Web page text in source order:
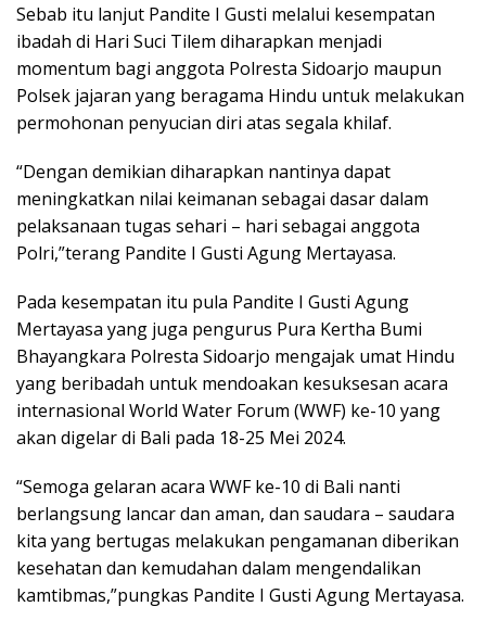
Sebab itu lanjut Pandite I Gusti melalui kesempatan
ibadah di Hari Suci Tilem diharapkan menjadi
momentum bagi anggota Polresta Sidoarjo maupun
Polsek jajaran yang beragama Hindu untuk melakukan
permohonan penyucian diri atas segala khilaf.
“Dengan demikian diharapkan nantinya dapat
meningkatkan nilai keimanan sebagai dasar dalam
pelaksanaan tugas sehari – hari sebagai anggota
Polri,”terang Pandite I Gusti Agung Mertayasa.
Pada kesempatan itu pula Pandite I Gusti Agung
Mertayasa yang juga pengurus Pura Kertha Bumi
Bhayangkara Polresta Sidoarjo mengajak umat Hindu
yang beribadah untuk mendoakan kesuksesan acara
internasional World Water Forum (WWF) ke-10 yang
akan digelar di Bali pada 18-25 Mei 2024.
“Semoga gelaran acara WWF ke-10 di Bali nanti
berlangsung lancar dan aman, dan saudara – saudara
kita yang bertugas melakukan pengamanan diberikan
kesehatan dan kemudahan dalam mengendalikan
kamtibmas,”pungkas Pandite I Gusti Agung Mertayasa.